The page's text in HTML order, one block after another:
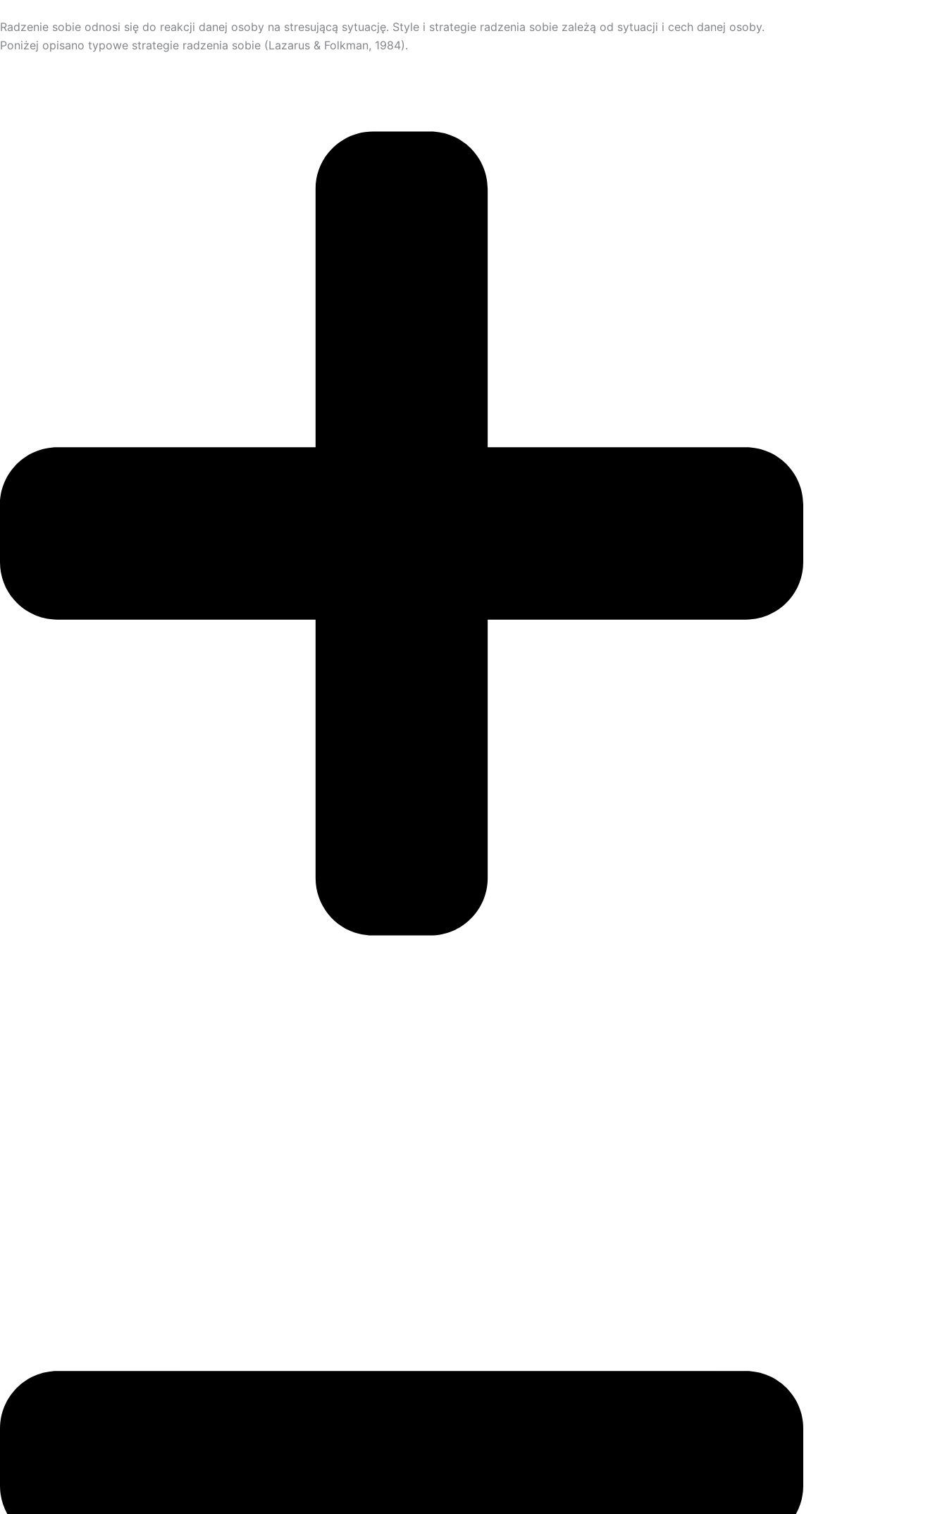
Radzenie sobie odnosi się do reakcji danej osoby na stresującą sytuację. Style i strategie radzenia sobie zależą od sytuacji i cech danej osoby.
Poniżej opisano typowe strategie radzenia sobie (Lazarus & Folkman, 1984).